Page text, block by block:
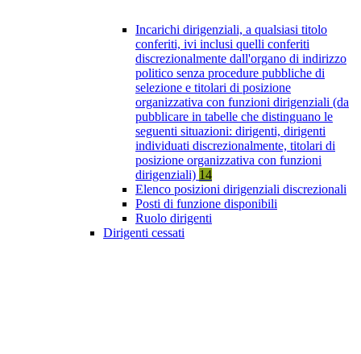
Incarichi dirigenziali, a qualsiasi titolo
conferiti, ivi inclusi quelli conferiti
discrezionalmente dall'organo di indirizzo
politico senza procedure pubbliche di
selezione e titolari di posizione
organizzativa con funzioni dirigenziali (da
pubblicare in tabelle che distinguano le
seguenti situazioni: dirigenti, dirigenti
individuati discrezionalmente, titolari di
posizione organizzativa con funzioni
dirigenziali) 14
Elenco posizioni dirigenziali discrezionali
Posti di funzione disponibili
Ruolo dirigenti
Dirigenti cessati